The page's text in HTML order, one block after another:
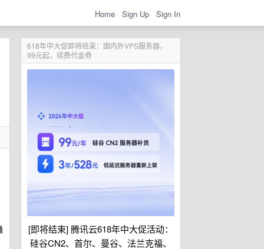
Home Sign Up Sign In
618年中大促即将结束：国内外VPS服务器，
99元起，续费代金券
[即将结束] 腾讯云618年中大促活动：
硅谷CN2、首尔、曼谷、法兰克福、